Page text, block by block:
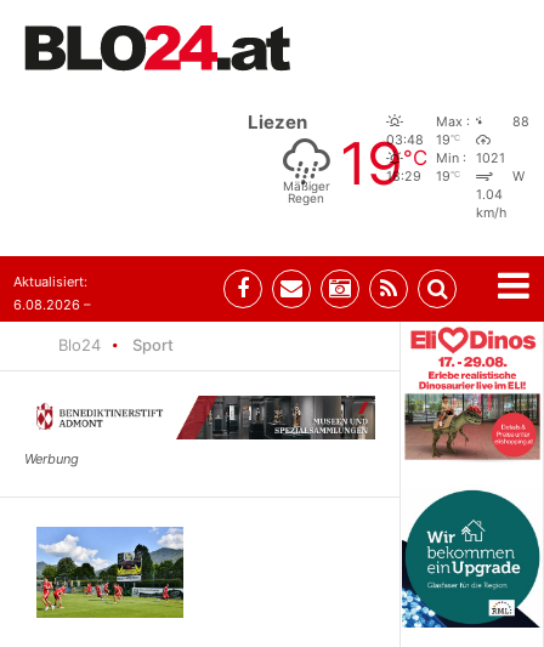
Liezen
Mäßiger
Regen
19°C
03:48
18:29
Max :
19°C
Min :
19°C
88
1021
W
1.04
km/h
Aktualisiert:
6.08.2026 –
Blo24 Sport